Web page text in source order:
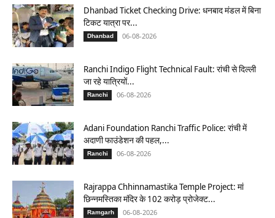
Dhanbad Ticket Checking Drive: धनबाद मंडल में बिना
टिकट यात्रा पर...
Dhanbad 06-08-2026
Ranchi Indigo Flight Technical Fault: रांची से दिल्ली
जा रहे यात्रियों...
Ranchi 06-08-2026
Adani Foundation Ranchi Traffic Police: रांची में
अदाणी फाउंडेशन की पहल,...
Ranchi 06-08-2026
Rajrappa Chhinnamastika Temple Project: मां
छिन्नमस्तिका मंदिर के 102 करोड़ प्रोजेक्ट...
Ramgarh 06-08-2026